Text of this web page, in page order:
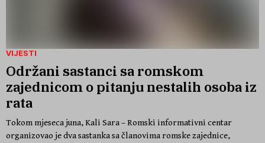
VIJESTI
Održani sastanci sa romskom
zajednicom o pitanju nestalih osoba iz
rata
Tokom mjeseca juna, Kali Sara – Romski informativni centar
organizovao je dva sastanka sa članovima romske zajednice,